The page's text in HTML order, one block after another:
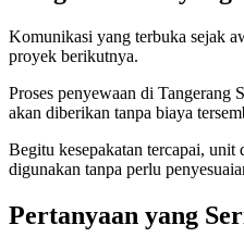
Komunikasi yang terbuka sejak
proyek berikutnya.
Proses penyewaan di Tangerang
akan diberikan tanpa biaya
Begitu kesepakatan tercapai, unit
digunakan tanpa perlu
Pertanyaan yang